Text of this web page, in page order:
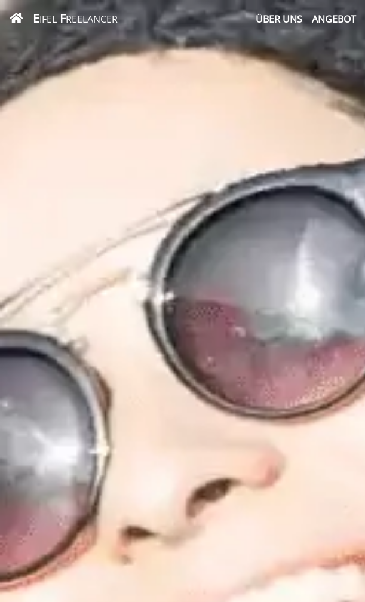
EIFEL FREELANCER ÜBER UNS ANGEBOT